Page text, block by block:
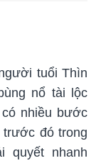
tuổi Thìn
nổ tài lộc
nhiều bước
trước đó trong
quyết nhanh